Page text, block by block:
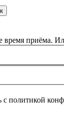
время приёма.
с политикой